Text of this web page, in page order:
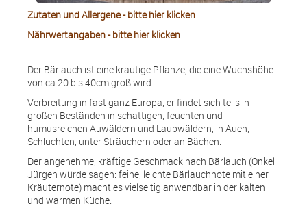
info@finefoodandmore.de
+49 (0)151 56045346
vCard speichern
Zutaten und Allergene - bitte hier klicken
Nährwertangaben - bitte hier klicken
Der Bärlauch ist eine krautige Pflanze, die eine Wuchshöhe
von ca.20 bis 40cm groß wird.
Verbreitung in fast ganz Europa, er findet sich teils in
großen Beständen in schattigen, feuchten und
humusreichen Auwäldern und Laubwäldern, in Auen,
Schluchten, unter Sträuchern oder an Bächen.
Der angenehme, kräftige Geschmack nach Bärlauch (Onkel
Jürgen würde sagen: feine, leichte Bärlauchnote mit einer
Kräuternote) macht es vielseitig anwendbar in der kalten
und warmen Küche.